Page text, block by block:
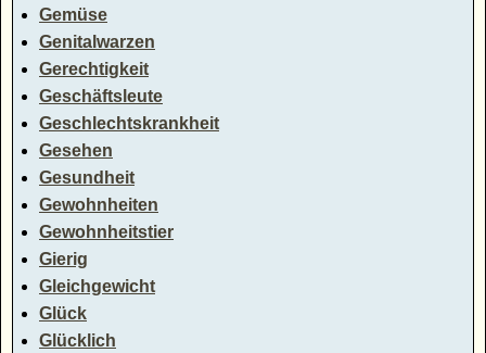
Gemüse
Genitalwarzen
Gerechtigkeit
Geschäftsleute
Geschlechtskrankheit
Gesehen
Gesundheit
Gewohnheiten
Gewohnheitstier
Gierig
Gleichgewicht
Glück
Glücklich